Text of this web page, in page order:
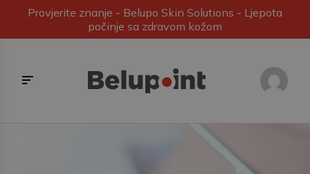
Provjerite znanje - Belupo Skin Solutions - Ljepota
počinje sa zdravom kožom